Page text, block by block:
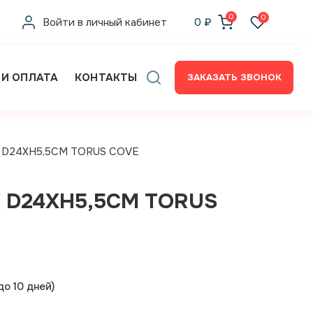
Войти в личный кабинет 0 ₽ 0 0
ОПЛАТА КОНТАКТЫ ЗАКАЗАТЬ ЗВОНОК
TORUS COVE
TORUS
10 дней)